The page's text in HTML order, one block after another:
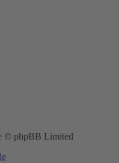
© phpBB Limited